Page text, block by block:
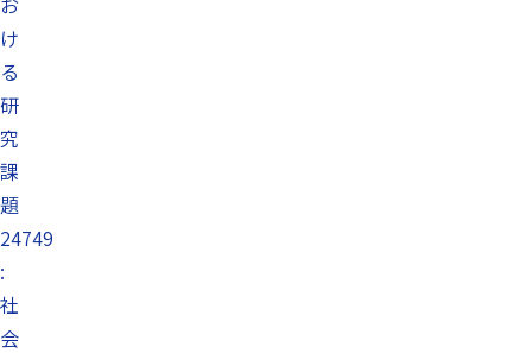
け
る
研
究
課
題
24749
:
社
会